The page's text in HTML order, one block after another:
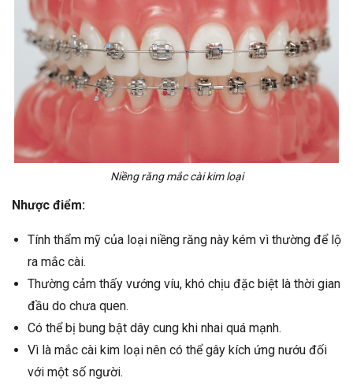
Niềng răng mắc cài kim loại
Nhược điểm:
Tính thẩm mỹ của loại niềng răng này kém vì thường để lộ
ra mắc cài.
Thường cảm thấy vướng víu, khó chịu đặc biệt là thời gian
đầu do chưa quen.
Có thể bị bung bật dây cung khi nhai quá mạnh.
Vì là mắc cài kim loại nên có thể gây kích ứng nướu đối
với một số người.